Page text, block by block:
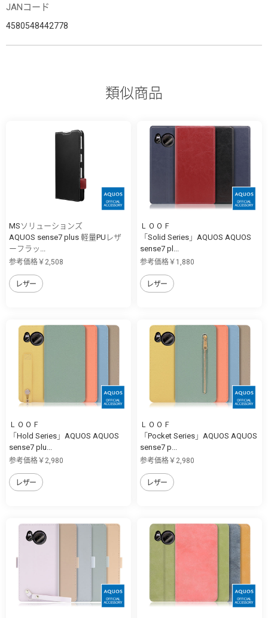
JANコード
4580548442778
類似商品
MSソリューションズ
AQUOS sense7 plus 軽量PUレザ
ーフラッ...
参考価格￥2,508
レザー
ＬＯＯＦ
「Solid Series」AQUOS AQUOS
sense7 pl...
参考価格￥1,880
レザー
ＬＯＯＦ
「Hold Series」AQUOS AQUOS
sense7 plu...
参考価格￥2,980
レザー
ＬＯＯＦ
「Pocket Series」AQUOS AQUOS
sense7 p...
参考価格￥2,980
レザー